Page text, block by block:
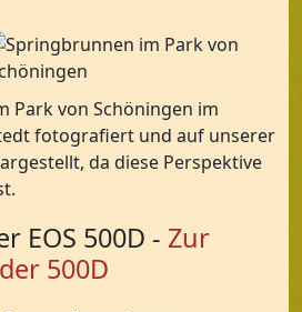
Park von Schöningen im
fotografiert und auf unserer
da diese Perspektive
EOS 500D - Zur
500D